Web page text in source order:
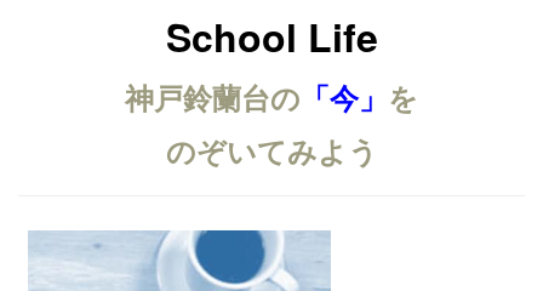
School Life
神戸鈴蘭台の 「今」 を
のぞいてみよう